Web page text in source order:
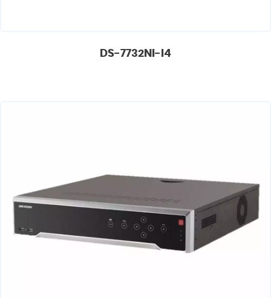
DS-7732NI-I4